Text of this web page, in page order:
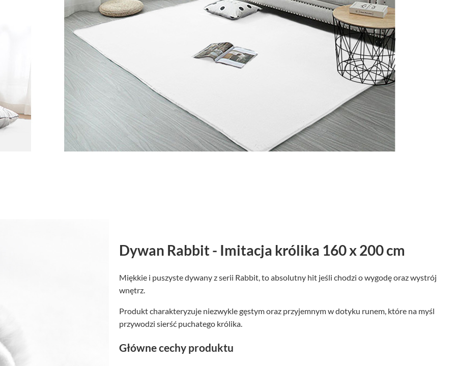
Dywan Rabbit - Imitacja królika 160 x 200 cm
Miękkie i puszyste dywany z serii Rabbit, to absolutny hit jeśli chodzi o wygodę oraz wystrój
wnętrz.
Produkt charakteryzuje niezwykle gęstym oraz przyjemnym w dotyku runem, które na myśl
przywodzi sierść puchatego królika.
Główne cechy produktu